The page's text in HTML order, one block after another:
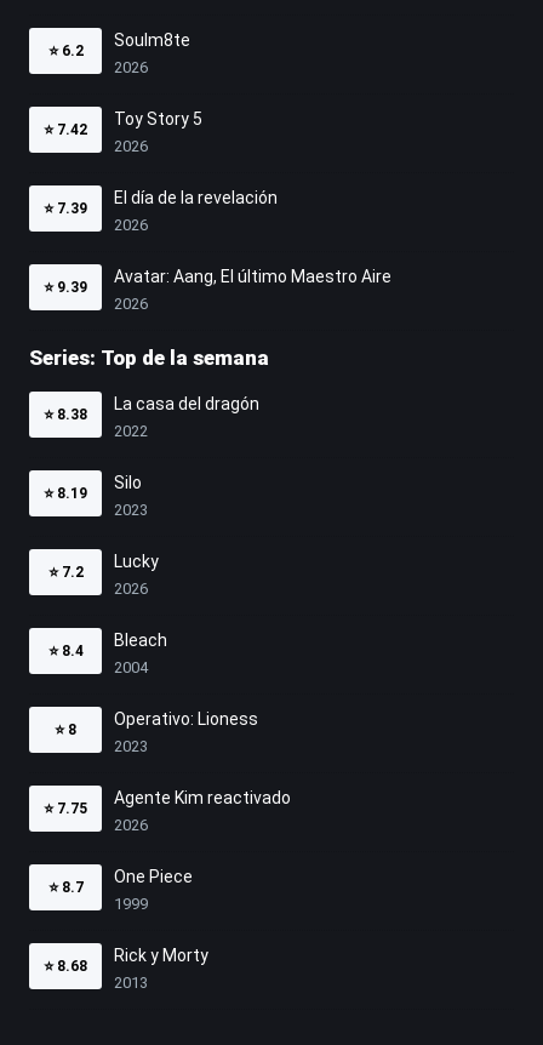
⭐ 6.2
Soulm8te
2026
⭐ 7.42
Toy Story 5
2026
⭐ 7.39
El día de la revelación
2026
⭐ 9.39
Avatar: Aang, El último Maestro Aire
2026
Series: Top de la semana
⭐ 8.38
La casa del dragón
2022
⭐ 8.19
Silo
2023
⭐ 7.2
Lucky
2026
⭐ 8.4
Bleach
2004
⭐ 8
Operativo: Lioness
2023
⭐ 7.75
Agente Kim reactivado
2026
⭐ 8.7
One Piece
1999
⭐ 8.68
Rick y Morty
2013